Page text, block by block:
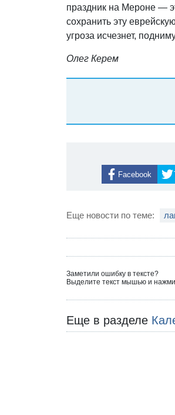
праздник на Мероне —
сохранить эту
угроза исчезнет,
Олег Керем
Facebook
Еще новости по теме:
Заметили ошибку в тексте?
Выделите текст мышью и
Еще в разделе